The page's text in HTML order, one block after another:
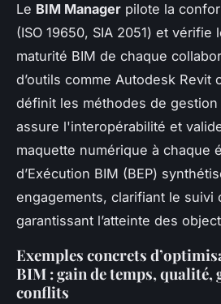
Le BIM Manager pilote la
(ISO 19650, SIA 2051) et vérifie
maturité BIM de chaque
d’outils comme Autodesk Revit
définit les méthodes de
assure l'interopérabilité et
maquette numérique à chaque
d’Exécution BIM (BEP)
engagements, clarifiant le suivi
garantissant l’atteinte des
Exemples concrets
BIM : gain de temps, qualité,
conflits